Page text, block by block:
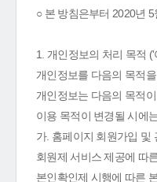
○ 본 방침은부터 2020년
1. 개인정보의 처리 목적
개인정보를 다음의 목적
개인정보는 다음의 목적
이용 목적이 변경될 시에
가. 홈페이지 회원가입 및
회원제 서비스 제공에 따
본인확인제 시행에 따른